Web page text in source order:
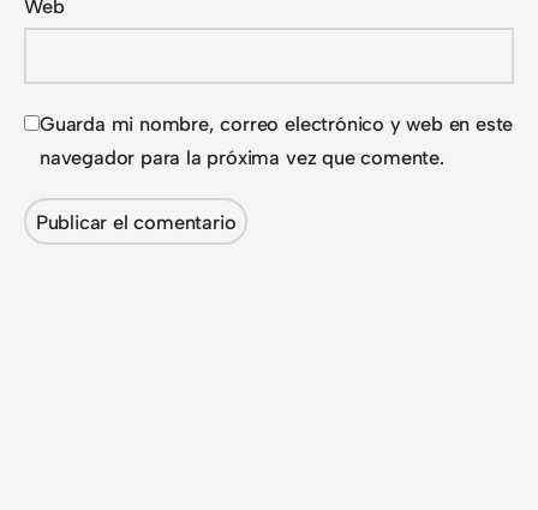
Web
Guarda mi nombre, correo electrónico y web en este
navegador para la próxima vez que comente.